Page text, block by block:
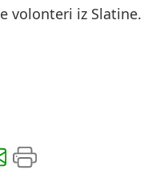
volonteri iz Slatine.